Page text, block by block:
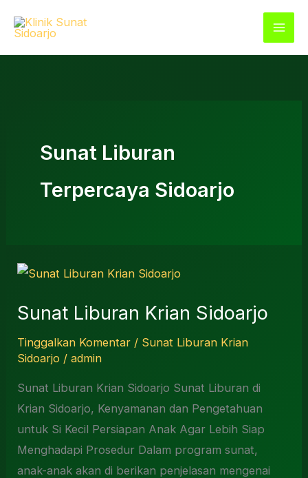
Sunat Liburan
Terpercaya Sidoarjo
Sunat Liburan Krian Sidoarjo
Tinggalkan Komentar / Sunat Liburan Krian
Sidoarjo /admin
Sunat Liburan Krian Sidoarjo Sunat Liburan di
Krian Sidoarjo, Kenyamanan dan Pengetahuan
untuk Si Kecil Persiapan Anak Agar Lebih Siap
Menghadapi Prosedur Dalam program sunat,
anak-anak akan di berikan penjelasan mengenai
Sunat
Krian